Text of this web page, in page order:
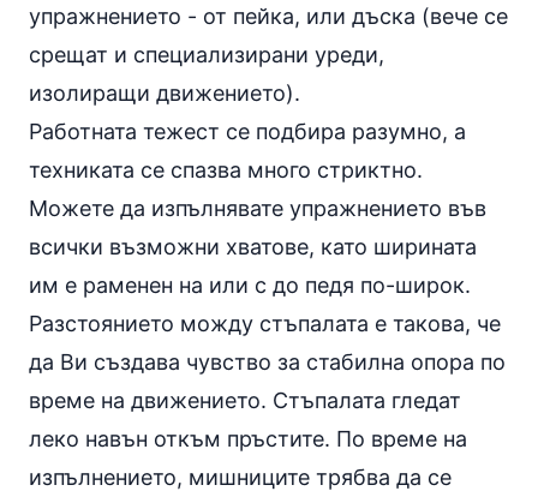
упражнението - от пейка, или дъска (вече се
срещат и специализирани уреди,
изолиращи движението).
Работната тежест се подбира разумно, а
техниката се спазва много стриктно.
Можете да изпълнявате упражнението във
всички възможни хватове, като ширината
им е раменен на или с до педя по-широк.
Разстоянието можду стъпалата е такова, че
да Ви създава чувство за стабилна опора по
време на движението. Стъпалата гледат
леко навън откъм пръстите. По време на
изпълнението, мишниците трябва да се